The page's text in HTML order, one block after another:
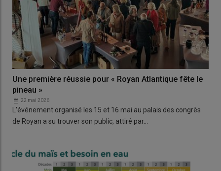
Une première réussie pour « Royan Atlantique fête le
pineau »
22 mai 2026
L'événement organisé les 15 et 16 mai au palais des congrès
de Royan a su trouver son public, attiré par…